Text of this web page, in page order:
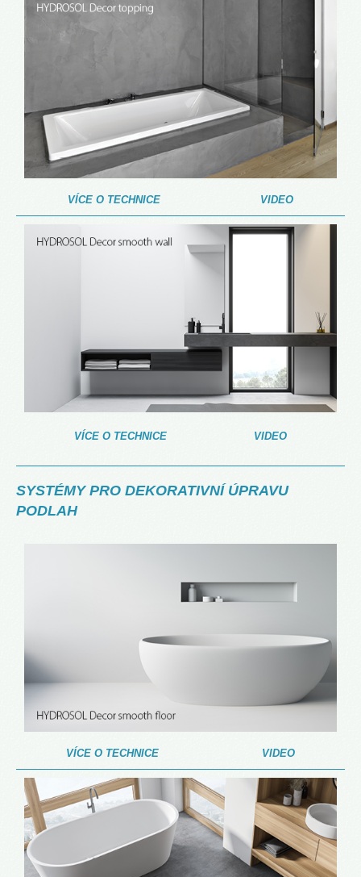
VÍCE O TECHNICE VIDEO
VÍCE O TECHNICE VIDEO
SYSTÉMY PRO DEKORATIVNÍ ÚPRAVU
PODLAH
VÍCE O TECHNICE VIDEO